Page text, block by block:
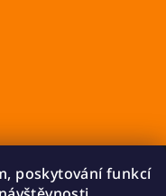
poskytování funkcí